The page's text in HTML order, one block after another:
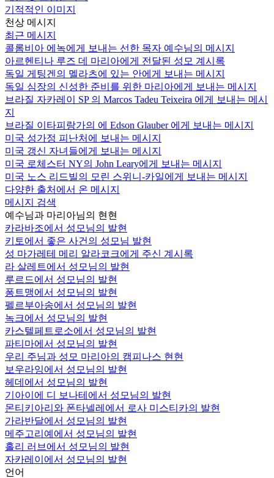
기적적인 이미지
천상 메시지
최근 메시지
콜롬비아 에녹에게 보내는 선한 목자 예수님의 메시지
아르헨티나 루즈 데 마리아에게 전달된 성모 계시록
독일 게팅겐의 멜라츠에 있는 안에게 보내는 메시지
독일 심장의 신성한 준비를 위한 마리아에게 보내는 메시지
브라질 자카레이 SP 의 Marcos Tadeu Teixeira 에게 보내는 메시
지
브라질 이타피랑가의 에 Edson Glauber 에게 보내는 메시지
미국 성가정 피난처에 보내는 메시지
미국 갱신 자녀들에게 보내는 메시지
미국 로체스터 NY의 John Leary에게 보내는 메시지
미국 노스 리드빌의 모린 스위니-카일에게 보내는 메시지
다양한 출처에서 온 메시지
메시지 검색
예수님과 마리아님의 현현
카라바조에서 성모님의 발현
키토에서 좋은 사건의 성모님 발현
성 마가레테 메리 알라코크에게 주신 계시록
라 살레트에서 성모님의 발현
루르드에서 성모님의 발현
퐁트맹에서 성모님의 발현
펠르부아송에서 성모님의 발현
녹크에서 성모님의 발현
카스텔페트로소에서 성모님의 발현
파티마에서 성모님의 발현
우리 주님과 성모 마리아의 캠피나스 현현
보우라잉에서 성모님의 발현
헤데에서 성모님의 발현
기아이에 디 보나테에서 성모님의 발현
몬티키아리와 폰타넬레에서 로사 미스티카의 발현
가라반달에서 성모님의 발현
메주고리예에서 성모님의 발현
홀리 러브에서 성모님의 발현
자카레이에서 성모님의 발현
언어